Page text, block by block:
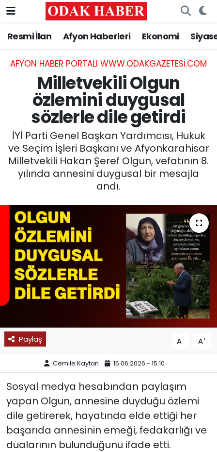
Resmi İlan Afyon Haberleri Ekonomi
AFYON HABER PORTALI WWW.ODAKGAZETESI.COM
Milletvekili Olgun
özlemini duygusal
sözlerle dile getirdi
İYİ Parti Genel Başkan Yardımcısı, Hukuk
ve Seçim İşleri Başkanı ve Afyonkarahisar
Milletvekili Hakan Şeref Olgun, vefatının 8.
yılında annesini duygusal bir mesajla
andı.
Paylaş A- A+
Cemile Kaytan 15.06.2026 - 15:10
Sosyal medya hesabından paylaşım
yapan Olgun, annesine duyduğu özlemi
dile getirerek, hayatında elde ettiği her
başarıda annesinin emeği, fedakarlığı ve
dualarının bulunduğunu ifade etti.
AFYONKARAHİSAR HABERLERİ
Resmi İlan
ASAYİŞ
GÜNCEL
SİYASET
EĞİTİM
SAĞLIK
SPOR
11:11 MANŞET
Nöbetçi Eczaneler
Hava Durumu
Trafik Durumu
Süper Lig Puan Durumu ve Fikstür
Tüm Manşetler
Son Dakika Haberleri